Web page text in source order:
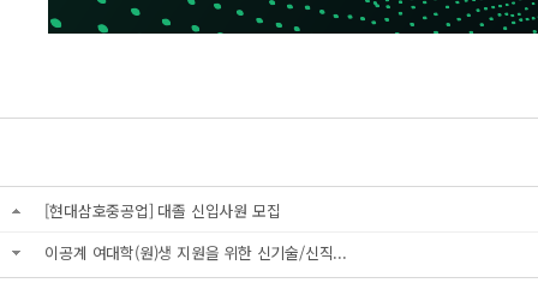
[현대삼호중공업] 대졸 신입사원 모집
이공계 여대학(원)생 지원을 위한 신기술/신직...